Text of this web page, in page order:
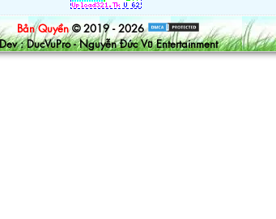
Bản Quyền © 2019 - 2026
: DucVuPro - Nguyễn Đức Vũ Entertainment